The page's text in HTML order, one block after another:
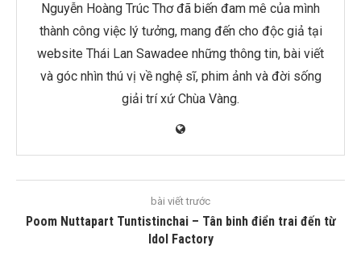
Nguyễn Hoàng Trúc Thơ đã biến đam mê của mình
thành công việc lý tưởng, mang đến cho độc giả tại
website Thái Lan Sawadee những thông tin, bài viết
và góc nhìn thú vị về nghệ sĩ, phim ảnh và đời sống
giải trí xứ Chùa Vàng.
bài viết trước
Poom Nuttapart Tuntistinchai – Tân binh điển trai đến từ
Idol Factory